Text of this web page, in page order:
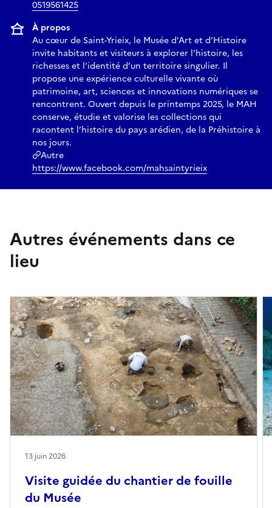
0519561425
À propos
Au cœur de Saint-Yrieix, le Musée d’Art et d’Histoire
invite habitants et visiteurs à explorer l’histoire, les
richesses et l’identité d’un territoire singulier. Il
propose une expérience culturelle vivante où
patrimoine, art, sciences et innovations numériques se
rencontrent. Ouvert depuis le printemps 2025, le MAH
conserve, étudie et valorise les collections qui
racontent l’histoire du pays arédien, de la Préhistoire à
nos jours.
Autre
https://www.facebook.com/mahsaintyrieix
Autres événements dans ce
lieu
Visite guidée du chantier de fouille
du Musée
13 juin 2026